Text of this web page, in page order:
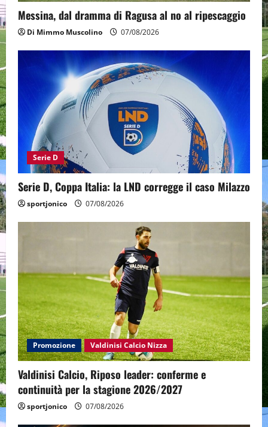
Messina, dal dramma di Ragusa al no al ripescaggio
Di Mimmo Muscolino 07/08/2026
Serie D
Serie D, Coppa Italia: la LND corregge il caso Milazzo
sportjonico 07/08/2026
Promozione Valdinisi Calcio Nizza
Valdinisi Calcio, Riposo leader: conferme e
continuità per la stagione 2026/2027
sportjonico 07/08/2026